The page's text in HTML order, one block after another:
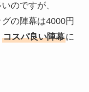
のですが、
の陣幕は4000円
コスパ良い陣幕に